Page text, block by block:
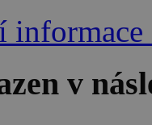
informace
v